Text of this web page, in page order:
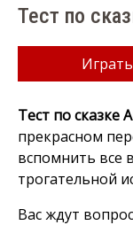
Тест по
Играть
Тест по сказке
прекрасном
вспомнить все
трогательной
Вас ждут